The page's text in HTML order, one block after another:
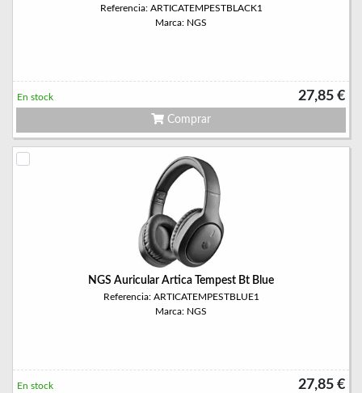
Referencia: ARTICATEMPESTBLACK1
Marca: NGS
27,85 €
En stock
Comprar
NGS Auricular Artica Tempest Bt Blue
Referencia: ARTICATEMPESTBLUE1
Marca: NGS
27,85 €
En stock